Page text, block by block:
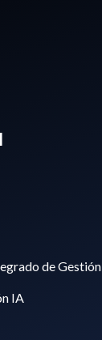
de Gestión
IA